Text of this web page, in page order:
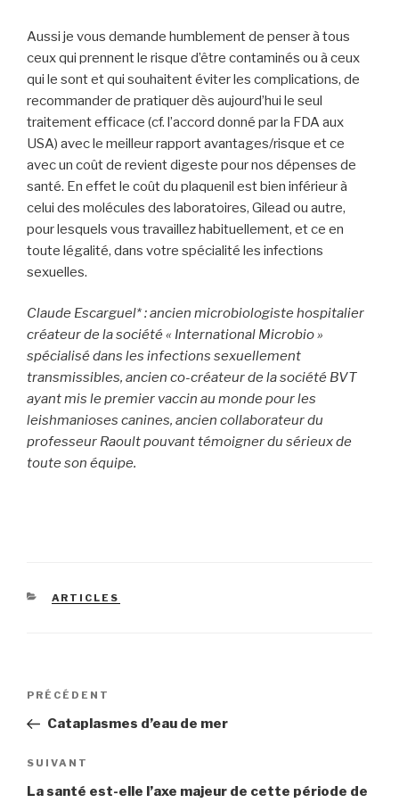
Aussi je vous demande humblement de penser à tous
ceux qui prennent le risque d’être contaminés ou à ceux
qui le sont et qui souhaitent éviter les complications, de
recommander de pratiquer dès aujourd’hui le seul
traitement efficace (cf. l’accord donné par la FDA aux
USA) avec le meilleur rapport avantages/risque et ce
avec un coût de revient digeste pour nos dépenses de
santé. En effet le coût du plaquenil est bien inférieur à
celui des molécules des laboratoires, Gilead ou autre,
pour lesquels vous travaillez habituellement, et ce en
toute légalité, dans votre spécialité les infections
sexuelles.
Claude Escarguel* : ancien microbiologiste hospitalier
créateur de la société « International Microbio »
spécialisé dans les infections sexuellement
transmissibles, ancien co-créateur de la société BVT
ayant mis le premier vaccin au monde pour les
leishmanioses canines, ancien collaborateur du
professeur Raoult pouvant témoigner du sérieux de
toute son équipe.
CATÉGORIES
ARTICLES
Navigation
l’article
Article
précédent
PRÉCÉDENT
Cataplasmes d’eau de mer
Article
suivant
SUIVANT
La santé est-elle l’axe majeur de cette période de